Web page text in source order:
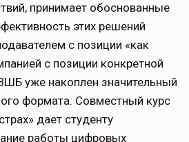
принимает обоснованные
этих решений
с позиции «как
с позиции конкретной
уже накоплен значительный
формата. Совместный курс
дает студенту
работы цифровых